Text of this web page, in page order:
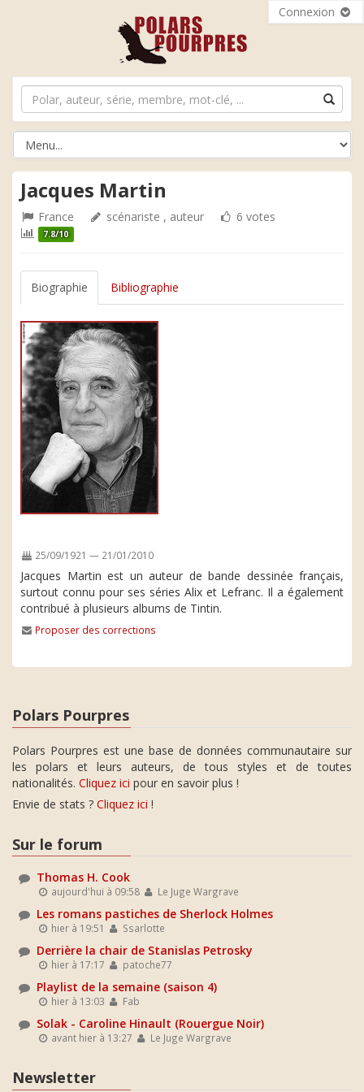
Connexion
Jacques Martin
France scénariste , auteur 6 votes
7.8/10
Biographie Bibliographie
25/09/1921 — 21/01/2010
Jacques Martin est un auteur de bande dessinée français,
surtout connu pour ses séries Alix et Lefranc. Il a également
contribué à plusieurs albums de Tintin.
Proposer des corrections
Polars Pourpres
Polars Pourpres est une base de données communautaire sur
les polars et leurs auteurs, de tous styles et de toutes
nationalités. Cliquez ici pour en savoir plus !
Envie de stats ? Cliquez ici !
Sur le forum
Thomas H. Cook
aujourd'hui à 09:58 Le Juge Wargrave
Les romans pastiches de Sherlock Holmes
hier à 19:51 Ssarlotte
Derrière la chair de Stanislas Petrosky
hier à 17:17 patoche77
Playlist de la semaine (saison 4)
hier à 13:03 Fab
Solak - Caroline Hinault (Rouergue Noir)
avant hier à 13:27 Le Juge Wargrave
Newsletter